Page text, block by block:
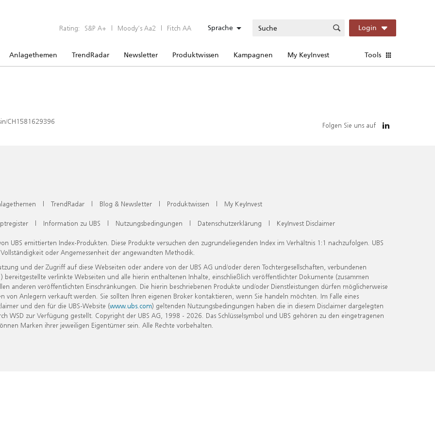
Rating: S&P A+ | Moody’s Aa2 | Fitch AA Sprache Login
Anlagethemen TrendRadar Newsletter Produktwissen Kampagnen My KeyInvest Tools
CH1581629396 Folgen Sie uns auf
| TrendRadar | Blog & Newsletter | Produktwissen | My KeyInvest
| Information zu UBS | Nutzungsbedingungen | Datenschutzerklärung | KeyInvest Disclaimer
UBS emittierten Index-Produkten. Diese Produkte versuchen den zugrundeliegenden Index im Verhältnis 1:1 nachzufolgen. UBS
oder Angemessenheit der angewandten Methodik.
und der Zugriff auf diese Webseiten oder andere von der UBS AG und/oder deren Tochtergesellschaften, verbundenen
verlinkte Webseiten und alle hierin enthaltenen Inhalte, einschließlich veröffentlichter Dokumente (zusammen
anderen veröffentlichten Einschränkungen. Die hierin beschriebenen Produkte und/oder Dienstleistungen dürfen möglicherweise
Anlegern verkauft werden. Sie sollten Ihren eigenen Broker kontaktieren, wenn Sie handeln möchten. Im Falle eines
und den für die UBS-Website (www.ubs.com) geltenden Nutzungsbedingungen haben die in diesem Disclaimer dargelegten
zur Verfügung gestellt. Copyright der UBS AG, 1998 - 2026. Das Schlüsselsymbol und UBS gehören zu den eingetragenen
Marken ihrer jeweiligen Eigentümer sein. Alle Rechte vorbehalten.